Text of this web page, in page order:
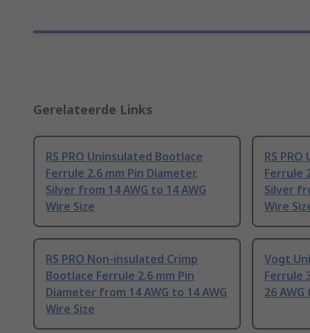
Gerelateerde Links
RS PRO Uninsulated Bootlace
Ferrule 2.6 mm Pin Diameter,
Silver from 14 AWG to 14 AWG
Wire Size
RS
Ferrule
Silver
Wire
RS PRO Non-insulated Crimp
Bootlace Ferrule 2.6 mm Pin
Diameter from 14 AWG to 14 AWG
Wire Size
Vogt
Ferrule
26